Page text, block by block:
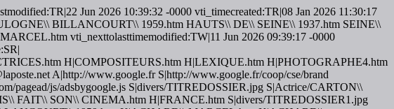
Jun 2026 10:39:32 -0000 vti_timecreated:TR|08 Jan 2026 11:30:17
BILLANCOURT\\ 1959.htm HAUTS\\ DE\\ SEINE\\ 1937.htm SEINE\\
vti_nexttolasttimemodified:TW|11 Jun 2026 09:39:17 -0000
H|COMPOSITEURS.htm H|LEXIQUE.htm H|PHOTOGRAPHE4.htm
A|http://www.google.fr S|http://www.google.fr/coop/cse/brand
pagead/js/adsbygoogle.js S|divers/TITREDOSSIER.jpg S|Actrice/CARTON\\
FAIT\\ SON\\ CINEMA.htm H|FRANCE.htm S|divers/TITREDOSSIER1.jpg